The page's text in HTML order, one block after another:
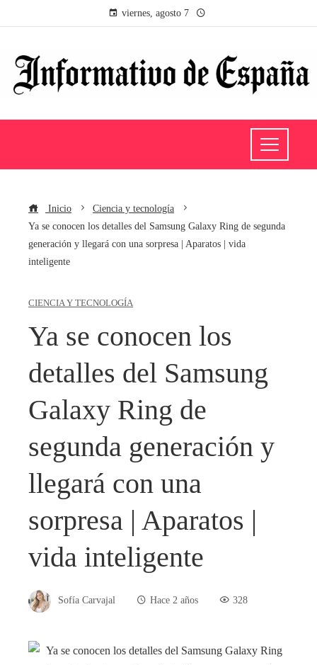
viernes, agosto 7
Inicio
Ciencia y tecnología
Ya se conocen los detalles del Samsung Galaxy Ring de segunda
generación y llegará con una sorpresa | Aparatos | vida
inteligente
CIENCIA Y TECNOLOGÍA
Ya se conocen los
detalles del Samsung
Galaxy Ring de
segunda generación y
llegará con una
sorpresa | Aparatos |
vida inteligente
Sofía Carvajal Hace 2 años 328